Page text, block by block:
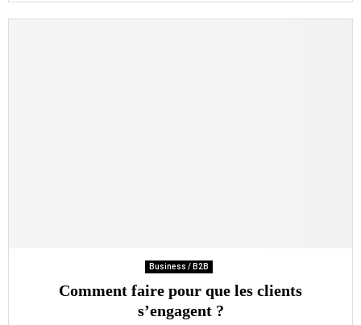
Business / B2B
Comment faire pour que les clients
s’engagent ?